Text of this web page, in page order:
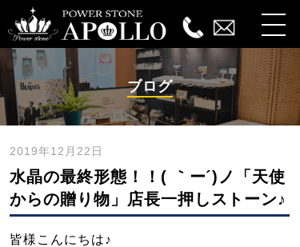
ブログ
2019年12月22日
水晶の最終形態！！( ｀ー´)ノ「天使
からの贈り物」店長一押しストーン♪
皆様こんにちは♪